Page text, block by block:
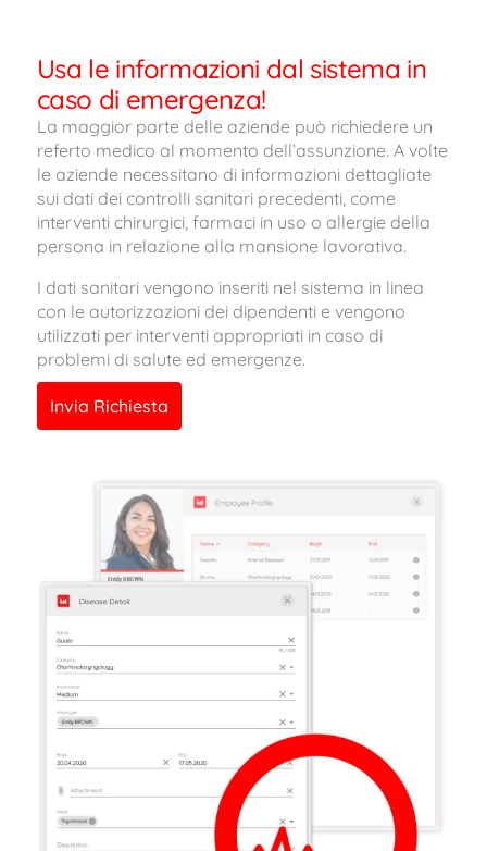
Usa le informazioni dal sistema in
caso di emergenza!
La maggior parte delle aziende può richiedere un
referto medico al momento dell’assunzione. A volte
le aziende necessitano di informazioni dettagliate
sui dati dei controlli sanitari precedenti, come
interventi chirurgici, farmaci in uso o allergie della
persona in relazione alla mansione lavorativa.
I dati sanitari vengono inseriti nel sistema in linea
con le autorizzazioni dei dipendenti e vengono
utilizzati per interventi appropriati in caso di
problemi di salute ed emergenze.
Invia Richiesta